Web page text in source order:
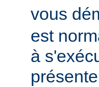
vous
est
à